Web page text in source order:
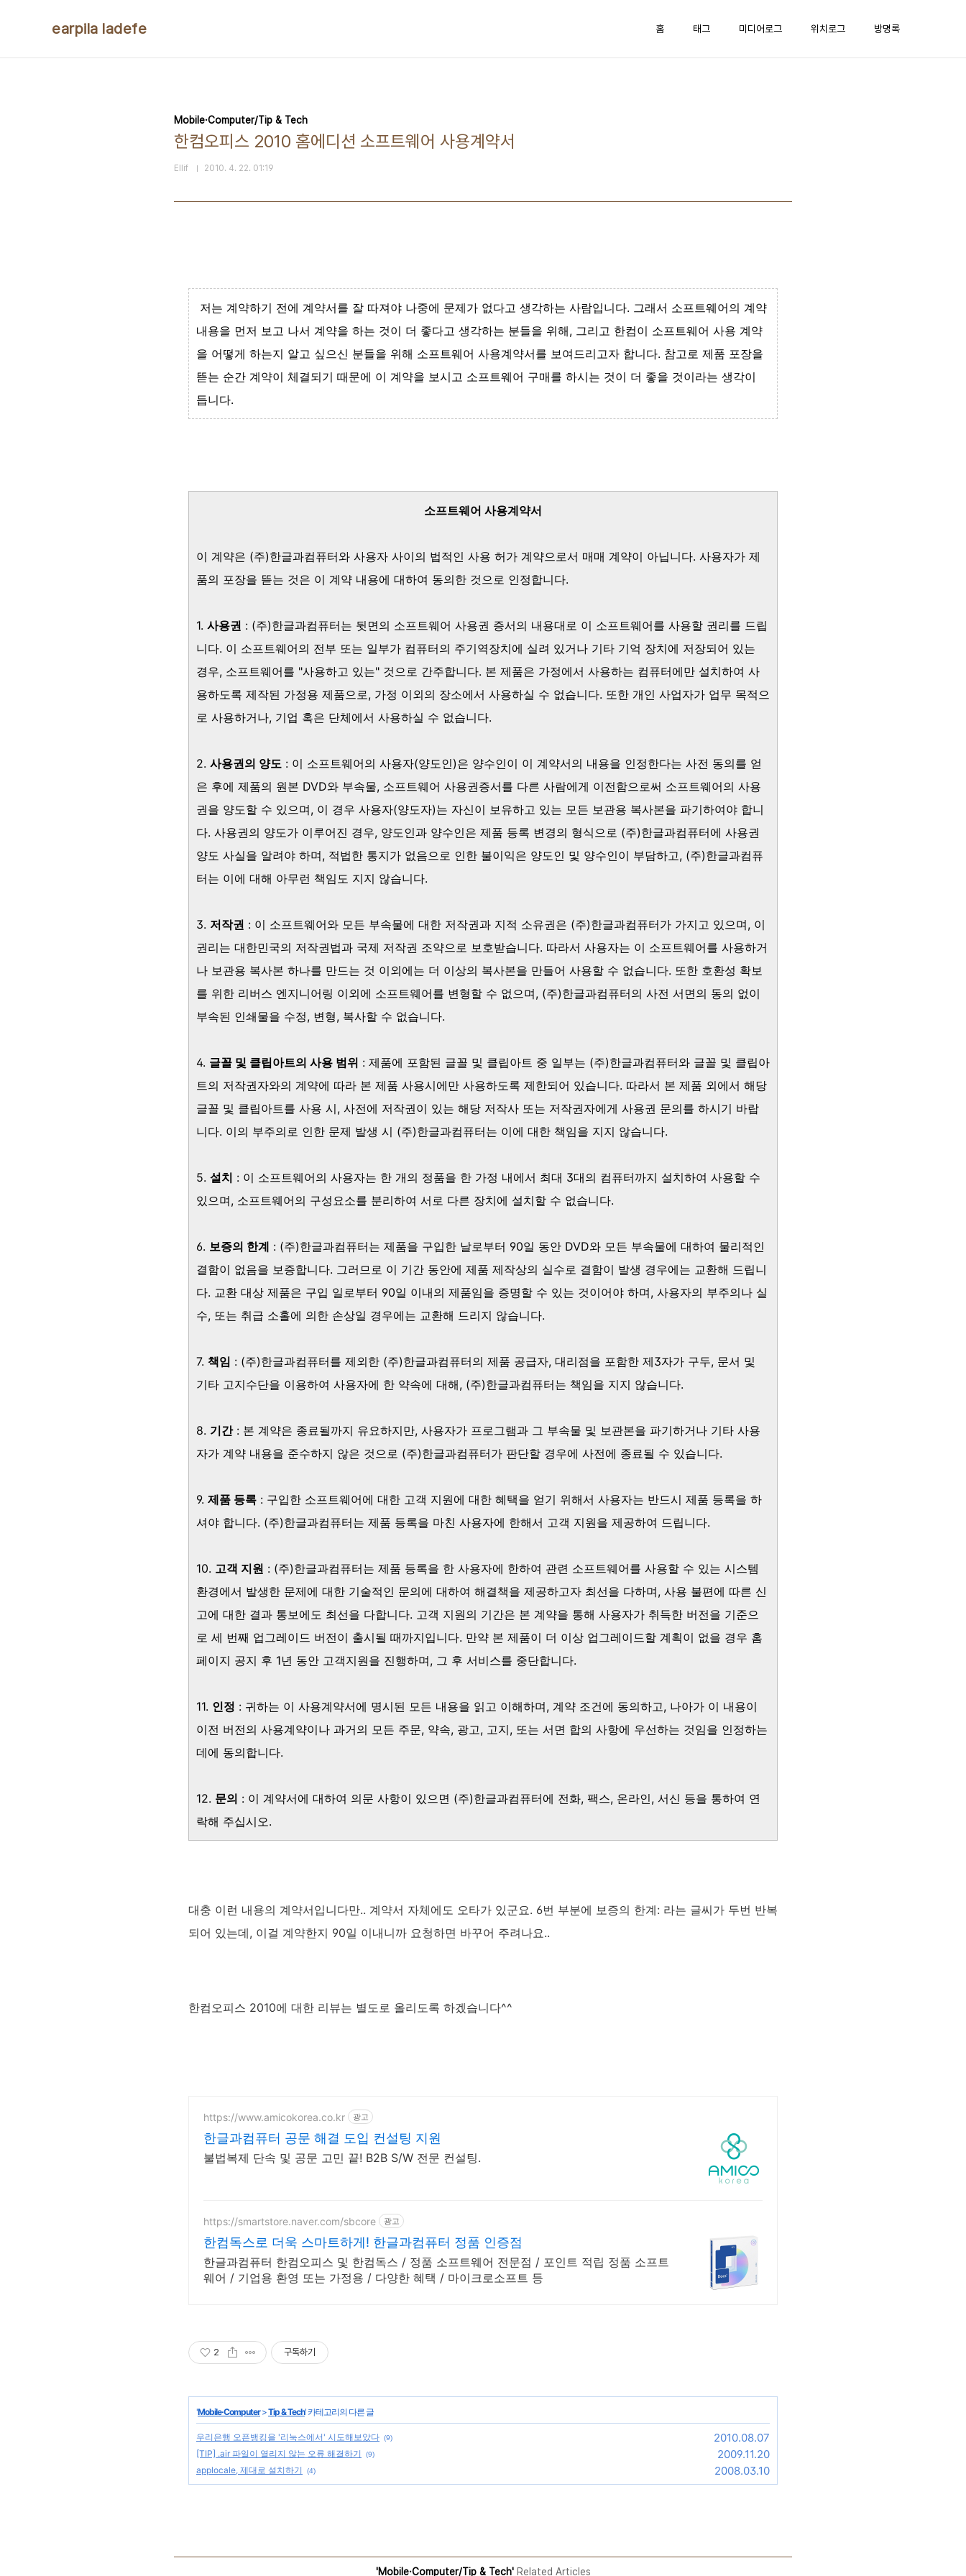
earpila ladefe 홈 태그 미디어로그 위치로그 방명록
Mobile·Computer/Tip & Tech
한컴오피스 2010 홈에디션 소프트웨어 사용계약서
Ellif 2010. 4. 22. 01:19
저는 계약하기 전에 계약서를 잘 따져야 나중에 문제가 없다고 생각하는 사람입니다. 그래서 소프트웨어의 계약
내용을 먼저 보고 나서 계약을 하는 것이 더 좋다고 생각하는 분들을 위해, 그리고 한컴이 소프트웨어 사용 계약
을 어떻게 하는지 알고 싶으신 분들을 위해 소프트웨어 사용계약서를 보여드리고자 합니다. 참고로 제품 포장을
뜯는 순간 계약이 체결되기 때문에 이 계약을 보시고 소프트웨어 구매를 하시는 것이 더 좋을 것이라는 생각이
듭니다.
소프트웨어 사용계약서
이 계약은 (주)한글과컴퓨터와 사용자 사이의 법적인 사용 허가 계약으로서 매매 계약이 아닙니다. 사용자가 제
품의 포장을 뜯는 것은 이 계약 내용에 대하여 동의한 것으로 인정합니다.
1. 사용권 : (주)한글과컴퓨터는 뒷면의 소프트웨어 사용권 증서의 내용대로 이 소프트웨어를 사용할 권리를 드립
니다. 이 소프트웨어의 전부 또는 일부가 컴퓨터의 주기역장치에 실려 있거나 기타 기억 장치에 저장되어 있는
경우, 소프트웨어를 "사용하고 있는" 것으로 간주합니다. 본 제품은 가정에서 사용하는 컴퓨터에만 설치하여 사
용하도록 제작된 가정용 제품으로, 가정 이외의 장소에서 사용하실 수 없습니다. 또한 개인 사업자가 업무 목적으
로 사용하거나, 기업 혹은 단체에서 사용하실 수 없습니다.
2. 사용권의 양도 : 이 소프트웨어의 사용자(양도인)은 양수인이 이 계약서의 내용을 인정한다는 사전 동의를 얻
은 후에 제품의 원본 DVD와 부속물, 소프트웨어 사용권증서를 다른 사람에게 이전함으로써 소프트웨어의 사용
권을 양도할 수 있으며, 이 경우 사용자(양도자)는 자신이 보유하고 있는 모든 보관용 복사본을 파기하여야 합니
다. 사용권의 양도가 이루어진 경우, 양도인과 양수인은 제품 등록 변경의 형식으로 (주)한글과컴퓨터에 사용권
양도 사실을 알려야 하며, 적법한 통지가 없음으로 인한 불이익은 양도인 및 양수인이 부담하고, (주)한글과컴퓨
터는 이에 대해 아무런 책임도 지지 않습니다.
3. 저작권 : 이 소프트웨어와 모든 부속물에 대한 저작권과 지적 소유권은 (주)한글과컴퓨터가 가지고 있으며, 이
권리는 대한민국의 저작권법과 국제 저작권 조약으로 보호받습니다. 따라서 사용자는 이 소프트웨어를 사용하거
나 보관용 복사본 하나를 만드는 것 이외에는 더 이상의 복사본을 만들어 사용할 수 없습니다. 또한 호환성 확보
를 위한 리버스 엔지니어링 이외에 소프트웨어를 변형할 수 없으며, (주)한글과컴퓨터의 사전 서면의 동의 없이
부속된 인쇄물을 수정, 변형, 복사할 수 없습니다.
4. 글꼴 및 클립아트의 사용 범위 : 제품에 포함된 글꼴 및 클립아트 중 일부는 (주)한글과컴퓨터와 글꼴 및 클립아
트의 저작권자와의 계약에 따라 본 제품 사용시에만 사용하도록 제한되어 있습니다. 따라서 본 제품 외에서 해당
글꼴 및 클립아트를 사용 시, 사전에 저작권이 있는 해당 저작사 또는 저작권자에게 사용권 문의를 하시기 바랍
니다. 이의 부주의로 인한 문제 발생 시 (주)한글과컴퓨터는 이에 대한 책임을 지지 않습니다.
5. 설치 : 이 소프트웨어의 사용자는 한 개의 정품을 한 가정 내에서 최대 3대의 컴퓨터까지 설치하여 사용할 수
있으며, 소프트웨어의 구성요소를 분리하여 서로 다른 장치에 설치할 수 없습니다.
6. 보증의 한계 : (주)한글과컴퓨터는 제품을 구입한 날로부터 90일 동안 DVD와 모든 부속물에 대하여 물리적인
결함이 없음을 보증합니다. 그러므로 이 기간 동안에 제품 제작상의 실수로 결함이 발생 경우에는 교환해 드립니
다. 교환 대상 제품은 구입 일로부터 90일 이내의 제품임을 증명할 수 있는 것이어야 하며, 사용자의 부주의나 실
수, 또는 취급 소홀에 의한 손상일 경우에는 교환해 드리지 않습니다.
7. 책임 : (주)한글과컴퓨터를 제외한 (주)한글과컴퓨터의 제품 공급자, 대리점을 포함한 제3자가 구두, 문서 및
기타 고지수단을 이용하여 사용자에 한 약속에 대해, (주)한글과컴퓨터는 책임을 지지 않습니다.
8. 기간: 본 계약은 종료될까지 유요하지만, 사용자가 프로그램과 그 부속물 및 보관본을 파기하거나 기타 사용
자가 계약 내용을 준수하지 않은 것으로 (주)한글과컴퓨터가 판단할 경우에 사전에 종료될 수 있습니다.
9. 제품 등록 : 구입한 소프트웨어에 대한 고객 지원에 대한 혜택을 얻기 위해서 사용자는 반드시 제품 등록을 하
셔야 합니다. (주)한글과컴퓨터는 제품 등록을 마친 사용자에 한해서 고객 지원을 제공하여 드립니다.
10. 고객 지원 : (주)한글과컴퓨터는 제품 등록을 한 사용자에 한하여 관련 소프트웨어를 사용할 수 있는 시스템
환경에서 발생한 문제에 대한 기술적인 문의에 대하여 해결책을 제공하고자 최선을 다하며, 사용 불편에 따른 신
고에 대한 결과 통보에도 최선을 다합니다. 고객 지원의 기간은 본 계약을 통해 사용자가 취득한 버전을 기준으
로 세 번째 업그레이드 버전이 출시될 때까지입니다. 만약 본 제품이 더 이상 업그레이드할 계획이 없을 경우 홈
페이지 공지 후 1년 동안 고객지원을 진행하며, 그 후 서비스를 중단합니다.
11. 인정 : 귀하는 이 사용계약서에 명시된 모든 내용을 읽고 이해하며, 계약 조건에 동의하고, 나아가 이 내용이
이전 버전의 사용계약이나 과거의 모든 주문, 약속, 광고, 고지, 또는 서면 합의 사항에 우선하는 것임을 인정하는
데에 동의합니다.
12. 문의 : 이 계약서에 대하여 의문 사항이 있으면 (주)한글과컴퓨터에 전화, 팩스, 온라인, 서신 등을 통하여 연
락해 주십시오.
대충 이런 내용의 계약서입니다만.. 계약서 자체에도 오타가 있군요. 6번 부분에 보증의 한계: 라는 글씨가 두번 반복
되어 있는데, 이걸 계약한지 90일 이내니까 요청하면 바꾸어 주려나요..
한컴오피스 2010에 대한 리뷰는 별도로 올리도록 하겠습니다^^
https://www.amicokorea.co.kr 광고
한글과컴퓨터 공문 해결 도입 컨설팅 지원
불법복제 단속 및 공문 고민 끝! B2B S/W 전문 컨설팅.
https://smartstore.naver.com/sbcore 광고
한컴독스로 더욱 스마트하게! 한글과컴퓨터 정품 인증점
한글과컴퓨터 한컴오피스 및 한컴독스 / 정품 소프트웨어 전문점 / 포인트 적립 정품 소프트
웨어 / 기업용 환영 또는 가정용 / 다양한 혜택 / 마이크로소프트 등
2 구독하기
'Mobile·Computer>Tip & Tech' 카테고리의 다른 글
우리은행 오픈뱅킹을 '리눅스에서' 시도해보았다 (9) 2010.08.07
[TIP] .air 파일이 열리지 않는 오류 해결하기 (9) 2009.11.20
applocale, 제대로 설치하기 (4) 2008.03.10
'Mobile·Computer/Tip & Tech'Related Articles